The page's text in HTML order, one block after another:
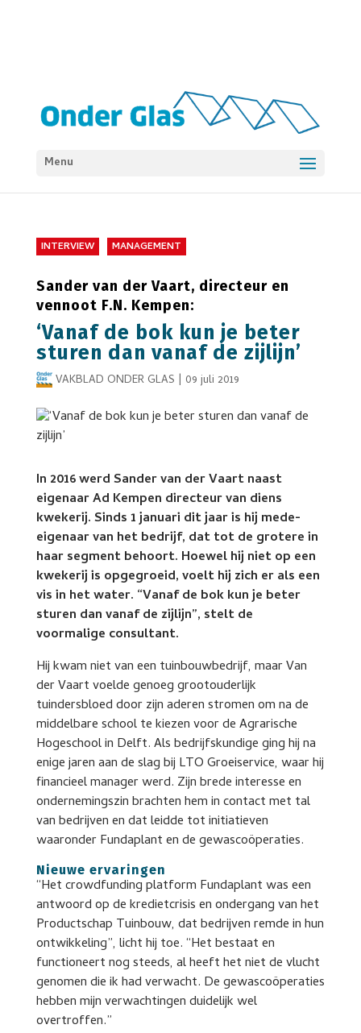
Menu
INTERVIEW MANAGEMENT
Sander van der Vaart, directeur en
vennoot F.N. Kempen:
‘Vanaf de bok kun je beter
sturen dan vanaf de zijlijn’
VAKBLAD ONDER GLAS | 09 juli 2019
In 2016 werd Sander van der Vaart naast
eigenaar Ad Kempen directeur van diens
kwekerij. Sinds 1 januari dit jaar is hij mede-
eigenaar van het bedrijf, dat tot de grotere in
haar segment behoort. Hoewel hij niet op een
kwekerij is opgegroeid, voelt hij zich er als een
vis in het water. “Vanaf de bok kun je beter
sturen dan vanaf de zijlijn”, stelt de
voormalige consultant.
Hij kwam niet van een tuinbouwbedrijf, maar Van
der Vaart voelde genoeg grootouderlijk
tuindersbloed door zijn aderen stromen om na de
middelbare school te kiezen voor de Agrarische
Hogeschool in Delft. Als bedrijfskundige ging hij na
enige jaren aan de slag bij LTO Groeiservice, waar hij
financieel manager werd. Zijn brede interesse en
ondernemingszin brachten hem in contact met tal
van bedrijven en dat leidde tot initiatieven
waaronder Fundaplant en de gewascoöperaties.
Nieuwe ervaringen
“Het crowdfunding platform Fundaplant was een
antwoord op de kredietcrisis en ondergang van het
Productschap Tuinbouw, dat bedrijven remde in hun
ontwikkeling”, licht hij toe. “Het bestaat en
functioneert nog steeds, al heeft het niet de vlucht
genomen die ik had verwacht. De gewascoöperaties
hebben mijn verwachtingen duidelijk wel
overtroffen.”